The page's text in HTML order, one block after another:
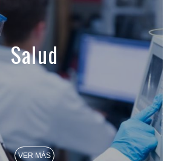
Salud
VER MÁS